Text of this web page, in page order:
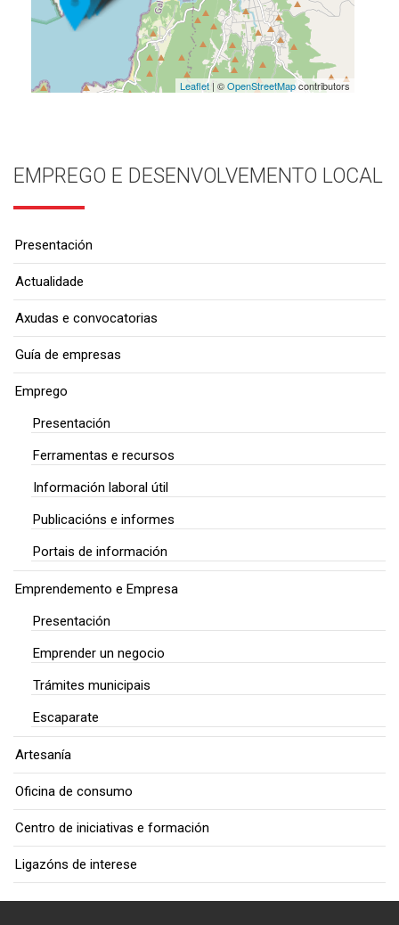
Leaflet| ©OpenStreetMapcontributors
EMPREGO E DESENVOLVEMENTO LOCAL
Presentación
Actualidade
Axudas e convocatorias
Guía de empresas
Emprego
Presentación
Ferramentas e recursos
Información laboral útil
Publicacións e informes
Portais de información
Emprendemento e Empresa
Presentación
Emprender un negocio
Trámites municipais
Escaparate
Artesanía
Oficina de consumo
Centro de iniciativas e formación
Ligazóns de interese